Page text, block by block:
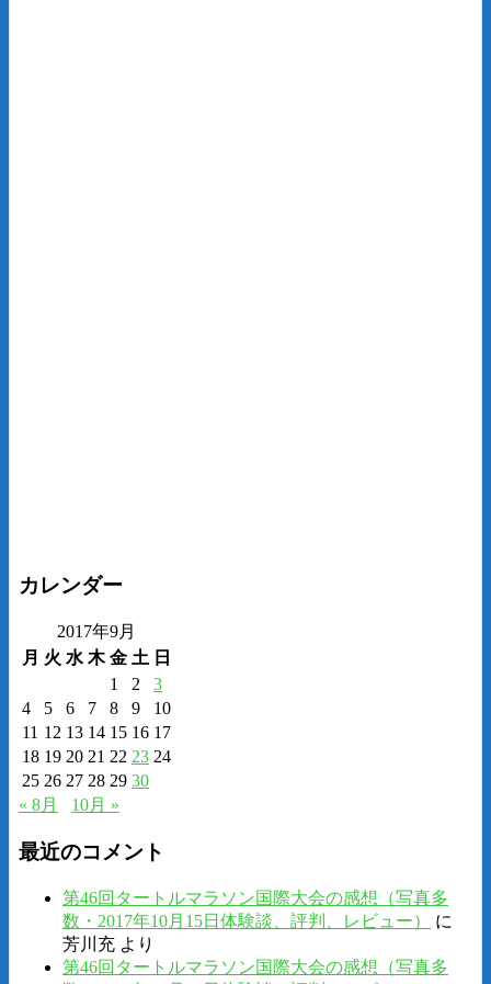
カレンダー
2017年9月
月 火 水 木 金 土 日
1
2
3
4
5 6 7 8 9
10
11 12 13 14 15 16 17
18 19 20 21 22 23 24
25 26 27 28 29 30
« 8月
10月 »
最近のコメント
第46回タートルマラソン国際大会の感想（写真多
数・2017年10月15日体験談、評判、レビュー）
に
芳川充 より
第46回タートルマラソン国際大会の感想（写真多